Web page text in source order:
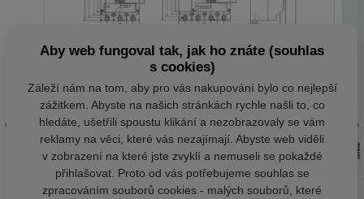
Aby web fungoval tak, jak ho znáte (souhlas
s cookies)
Záleží nám na tom, aby pro vás nakupování bylo co nejlepší
zážitkem. Abyste na našich stránkách rychle našli to, co
hledáte, ušetřili spoustu klikání a nezobrazovaly se vám
reklamy na věci, které vás nezajímají. Abyste web viděli
v zobrazení na které jste zvyklí a nemuseli se pokaždé
přihlašovat. Proto od vás potřebujeme souhlas se
zpracováním souborů cookies - malých souborů, které